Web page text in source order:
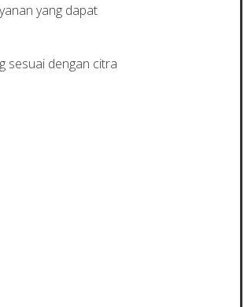
yang dapat
sesuai dengan citra